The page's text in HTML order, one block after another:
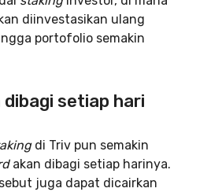
diinvestasikan ulang
portofolio semakin
setiap hari
di Triv pun semakin
akan dibagi setiap harinya.
juga dapat dicairkan